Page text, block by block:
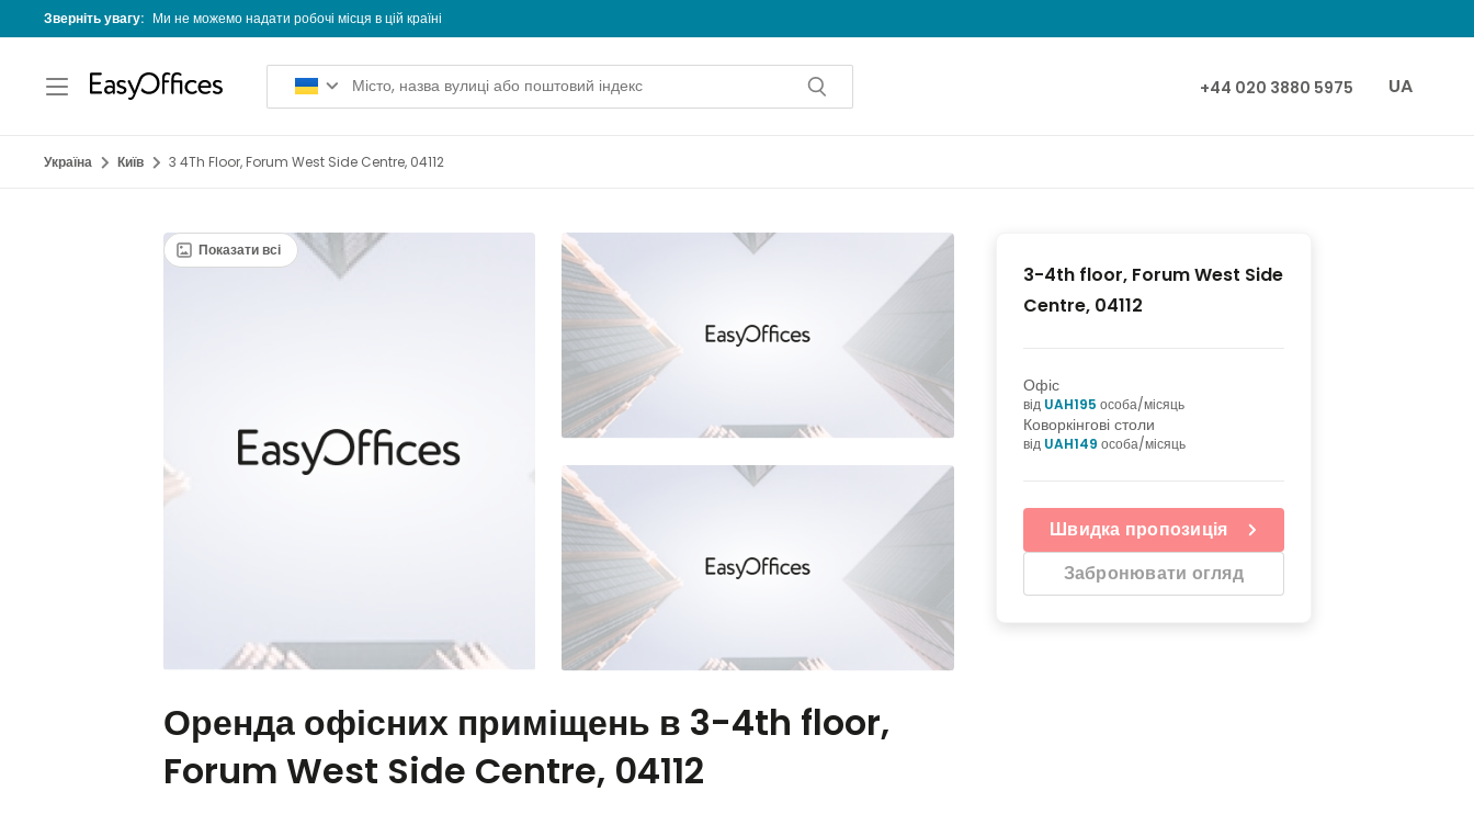
Зверніть увагу: Ми не можемо надати робочі місця в цій країні
+44 020 3880 5975 UA
Україна Київ 3 4Th Floor, Forum West Side Centre, 04112
Показати всі
Оренда офісних приміщень в 3-4th floor,
Forum West Side Centre, 04112
3-4th floor, Forum West Side
Centre, 04112
Офіс
від UAH195 особа/місяць
Коворкінгові столи
від UAH149 особа/місяць
Швидка пропозиція
Забронювати огляд